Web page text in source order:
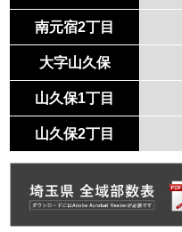
南元宿2丁目
大字山久保
山久保1丁目
山久保2丁目